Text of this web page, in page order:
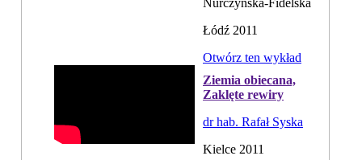
Nurczyńska-Fidelska
Łódź 2011
Otwórz ten wykład
Ziemia obiecana,
Zaklęte rewiry
dr hab. Rafał Syska
Kielce 2011